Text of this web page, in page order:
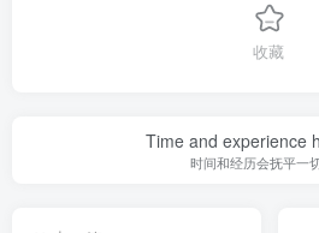
收藏
Time and experience
时间和经历会抚平一